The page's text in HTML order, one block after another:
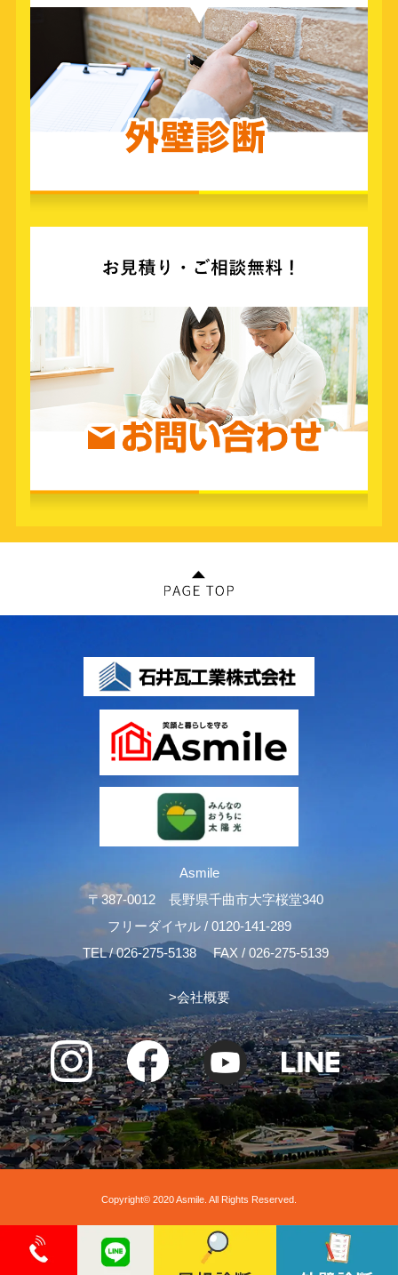
Asmile
〒387-0012 長野県千曲市大字桜堂340
フリーダイヤル / 0120-141-289
TEL /026-275-5138FAX / 026-275-5139
>会社概要
Copyright© 2020 Asmile. All Rights Reserved.